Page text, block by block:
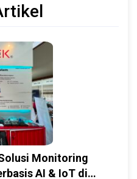
Monitoring
AI & IoT di